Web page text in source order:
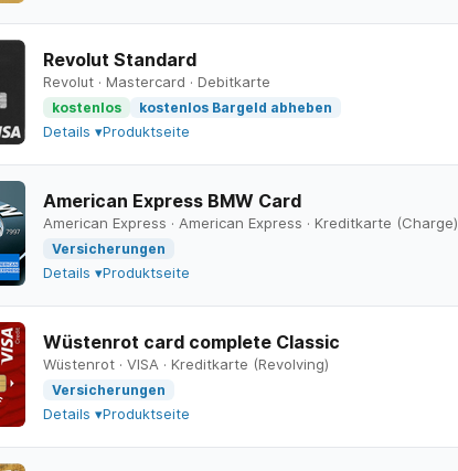
Revolut Standard
Revolut · Mastercard · Debitkarte
kostenlos kostenlos Bargeld abheben
Details ▾Produktseite
American Express BMW Card
American Express · American Express · Kreditkarte (Charge)
Versicherungen
Details ▾Produktseite
Wüstenrot card complete Classic
Wüstenrot · VISA · Kreditkarte (Revolving)
Versicherungen
Details ▾Produktseite